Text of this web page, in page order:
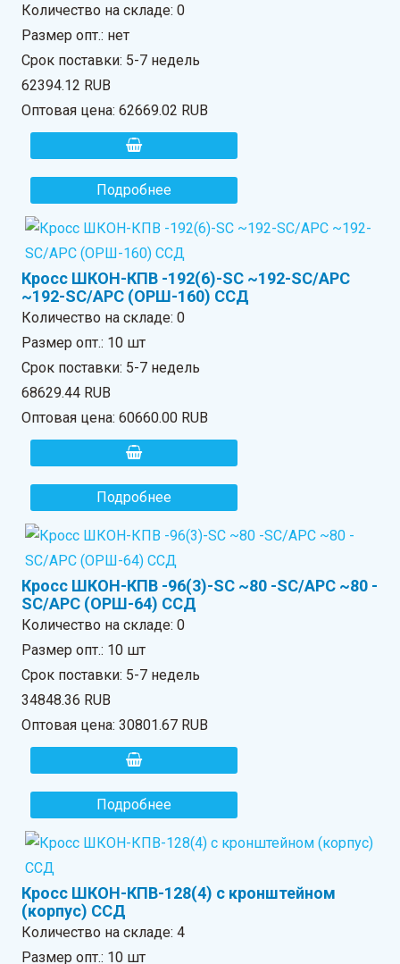
Количество на складе:0
Размер опт.: нет
Срок поставки: 5-7 недель
62394.12 RUB
Оптовая цена:62669.02 RUB
Подробнее
Кросс ШКОН-КПВ -192(6)-SC ~192-SC/APC
~192-SC/APC (ОРШ-160) ССД
Количество на складе:0
Размер опт.: 10 шт
Срок поставки: 5-7 недель
68629.44 RUB
Оптовая цена:60660.00 RUB
Подробнее
Кросс ШКОН-КПВ -96(3)-SC ~80 -SC/APC ~80 -
SC/APC (ОРШ-64) ССД
Количество на складе:0
Размер опт.: 10 шт
Срок поставки: 5-7 недель
34848.36 RUB
Оптовая цена:30801.67 RUB
Подробнее
Кросс ШКОН-КПВ-128(4) с кронштейном
(корпус) ССД
Количество на складе:4
Размер опт.: 10 шт